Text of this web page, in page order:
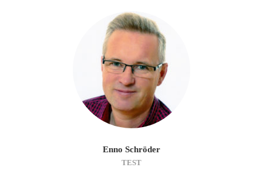
Enno Schröder
TEST